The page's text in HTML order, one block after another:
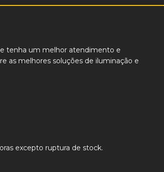
tenha um melhor atendimento e
as melhores soluções de iluminação e
excepto ruptura de stock.